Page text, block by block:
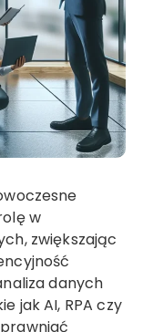
w
zwiększając
danych
jak AI, RPA czy